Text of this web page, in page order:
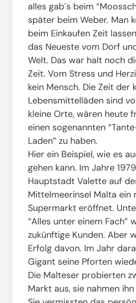
alles gab´s beim
später beim Weber. Man
beim Einkaufen Zeit
das Neueste vom Dorf
Welt. Das war halt noch
Zeit. Vom Stress und
kein Mensch. Die Zeit der
Lebensmittelläden sind
kleine Orte, wären heute
einen sogenannten
Laden” zu haben.
Hier ein Beispiel, wie es
gehen kann. Im Jahre
Hauptstadt Valette auf
Mittelmeerinsel Malta ein
Supermarkt eröffnet.
“Alles unter einem Fach”
zukünftige Kunden. Aber
Erfolg davon. Im Jahr
Gigant seine Pforten
Die Malteser probierten
Markt aus, sie nahmen